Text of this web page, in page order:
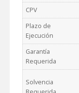
CPV
Plazo de
Ejecución
Garantía
Requerida
Solvencia